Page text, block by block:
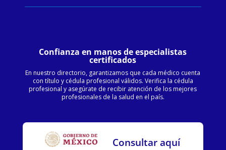
Confianza en manos de especialistas
certificados
En nuestro directorio, garantizamos que cada médico cuenta
con título y cédula profesional válidos. Verifica la cédula
profesional y asegúrate de recibir atención de los mejores
profesionales de la salud en el país.
Consultar aquí